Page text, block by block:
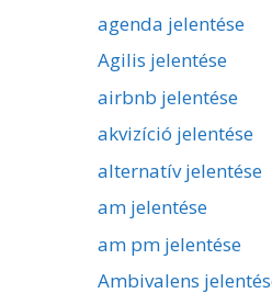
agenda jelentése
Agilis jelentése
airbnb jelentése
akvizíció jelentése
alternatív jelentése
am jelentése
am pm jelentése
Ambivalens